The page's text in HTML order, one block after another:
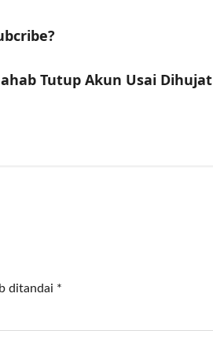
Tutup Akun Usai Dihujat
ditandai *